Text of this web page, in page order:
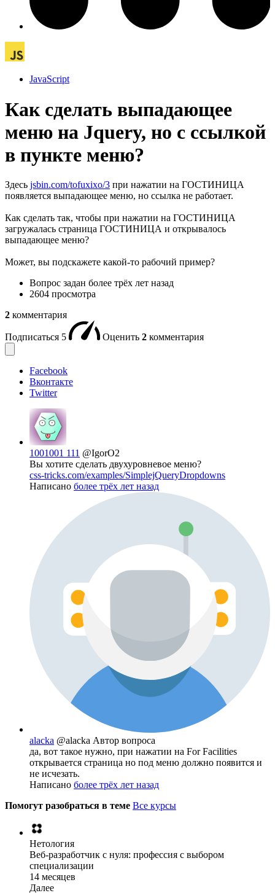
JavaScript
Как сделать выпадающее
меню на Jquery, но с ссылкой
в пункте меню?
Здесь jsbin.com/tofuxixo/3 при нажатии на ГОСТИНИЦА
появляется выпадающее меню, но ссылка не работает.
Как сделать так, чтобы при нажатии на ГОСТИНИЦА
загружалась страница ГОСТИНИЦА и открывалось
выпадающее меню?
Может, вы подскажете какой-то рабочий пример?
Вопрос задан более трёх лет назад
2604 просмотра
2 комментария
Подписаться 5 Оценить 2 комментария
Facebook
Вконтакте
Twitter
1001001 111 @IgorO2
Вы хотите сделать двухуровневое меню?
css-tricks.com/examples/SimplejQueryDropdowns
Написано более трёх лет назад
alacka @alacka Автор вопроса
да, вот такое нужно, при нажатии на For Facilities
открывается страница но под меню должно появится и
не исчезать.
Написано более трёх лет назад
Помогут разобраться в теме Все курсы
Нетология
Веб-разработчик с нуля: профессия с выбором
специализации
14 месяцев
Далее